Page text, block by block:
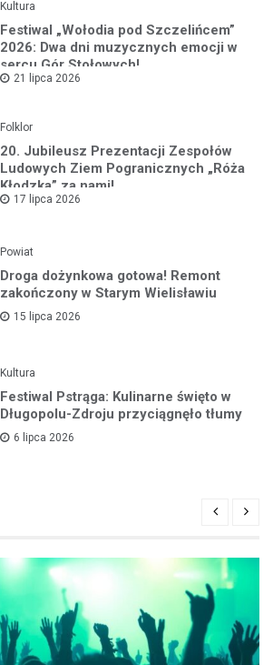
Kultura
Festiwal „Wołodia pod Szczelińcem”
2026: Dwa dni muzycznych emocji w
sercu Gór Stołowych!
21 lipca 2026
Folklor
20. Jubileusz Prezentacji Zespołów
Ludowych Ziem Pogranicznych „Róża
Kłodzka” za nami!
17 lipca 2026
Powiat
Droga dożynkowa gotowa! Remont
zakończony w Starym Wielisławiu
15 lipca 2026
Kultura
Festiwal Pstrąga: Kulinarne święto w
Długopolu-Zdroju przyciągnęło tłumy
6 lipca 2026